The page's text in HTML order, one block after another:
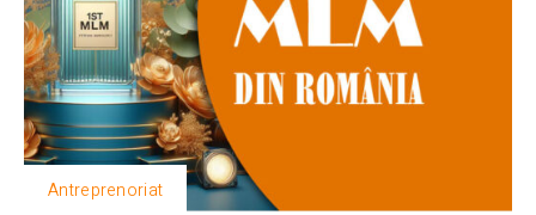
Antreprenoriat